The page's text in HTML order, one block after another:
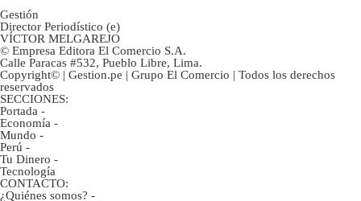
Gestión
Director Periodístico (e)
VÍCTOR MELGAREJO
© Empresa Editora El Comercio S.A.
Calle Paracas #532, Pueblo Libre, Lima.
Copyright© | Gestion.pe | Grupo El Comercio | Todos los derechos
reservados
SECCIONES:
Portada -
Economía -
Mundo -
Perú -
Tu Dinero -
Tecnología
CONTACTO:
¿Quiénes somos? -